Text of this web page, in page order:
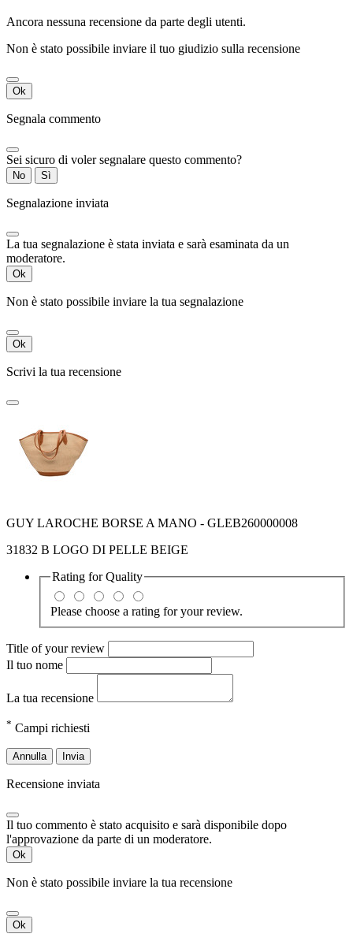
Ancora nessuna recensione da parte degli utenti.
Non è stato possibile inviare il tuo giudizio sulla recensione
Ok
Segnala commento
Sei sicuro di voler segnalare questo commento?
No Sì
Segnalazione inviata
La tua segnalazione è stata inviata e sarà esaminata da un
moderatore.
Ok
Non è stato possibile inviare la tua segnalazione
Ok
Scrivi la tua recensione
GUY LAROCHE BORSE A MANO - GLEB260000008
31832 B LOGO DI PELLE BEIGE
Rating forQuality
Please choose a rating for your review.
Title of your review
Il tuo nome
La tua recensione
* Campi richiesti
Annulla Invia
Recensione inviata
Il tuo commento è stato acquisito e sarà disponibile dopo
l'approvazione da parte di un moderatore.
Ok
Non è stato possibile inviare la tua recensione
Ok